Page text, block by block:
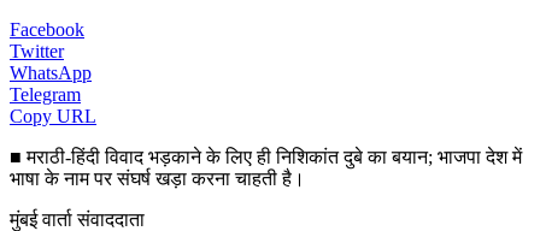
Facebook
Twitter
WhatsApp
Telegram
Copy URL
■ मराठी-हिंदी विवाद भड़काने के लिए ही निशिकांत दुबे का बयान; भाजपा देश में
भाषा के नाम पर संघर्ष खड़ा करना चाहती है।
मुंबई वार्ता संवाददाता